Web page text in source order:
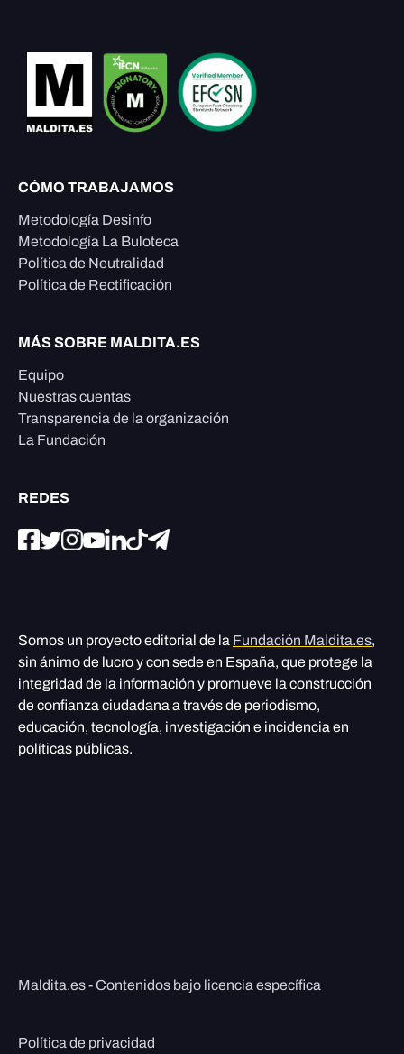
CÓMO TRABAJAMOS
Metodología Desinfo
Metodología La Buloteca
Política de Neutralidad
Política de Rectificación
MÁS SOBRE MALDITA.ES
Equipo
Nuestras cuentas
Transparencia de la organización
La Fundación
REDES
Somos un proyecto editorial de la Fundación Maldita.es,
sin ánimo de lucro y con sede en España, que protege la
integridad de la información y promueve la construcción
de confianza ciudadana a través de periodismo,
educación, tecnología, investigación e incidencia en
políticas públicas.
Maldita.es - Contenidos bajo licencia específica
Política de privacidad